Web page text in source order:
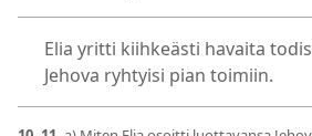
Elia yritti kiihkeästi havaita
Jehova ryhtyisi pian toimiin.